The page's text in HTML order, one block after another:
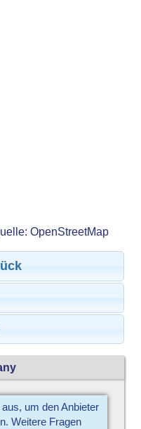
OpenStreetMap
um den Anbieter
Weitere Fragen